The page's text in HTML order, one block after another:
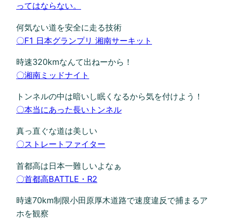
ってはならない。
何気ない道を安全に走る技術
〇F1 日本グランプリ 湘南サーキット
時速320kmなんて出ねーから！
〇湘南ミッドナイト
トンネルの中は暗いし眠くなるから気を付けよう！
〇本当にあった長いトンネル
真っ直ぐな道は美しい
〇ストレートファイター
首都高は日本一難しいよなぁ
〇首都高BATTLE・R2
時速70km制限小田原厚木道路で速度違反で捕まるア
ホを観察